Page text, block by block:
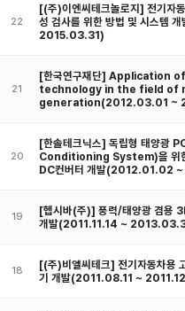
22
[(주)이엔씨테크놀로지] 전기자
성 검사를 위한 방법 및 시스템
2015.03.31)
21
[한국연구재단] Application
technology in the field of
generation(2012.03.01 ~
20
[한솔테크닉스] 독립형 태양광
Conditioning System)을 위
DC컨버터 개발(2012.01.02
19
[헵시바(주)] 풍력/태양광 겸용
개발(2011.11.14 ~
18
[(주)비엘씨테크] 전기자동차용
기 개발(2011.08.11 ~